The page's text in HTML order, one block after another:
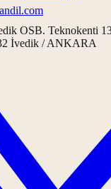
OSB. Teknokenti
İvedik / ANKARA